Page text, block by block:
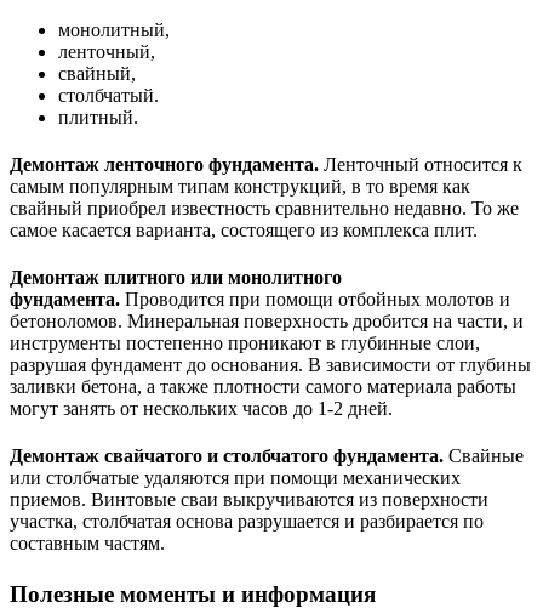
монолитный,
ленточный,
свайный,
столбчатый.
плитный.
Демонтаж ленточного фундамента. Ленточный относится к
самым популярным типам конструкций, в то время как
свайный приобрел известность сравнительно недавно. То же
самое касается варианта, состоящего из комплекса плит.
Демонтаж плитного или монолитного
фундамента. Проводится при помощи отбойных молотов и
бетоноломов. Минеральная поверхность дробится на части, и
инструменты постепенно проникают в глубинные слои,
разрушая фундамент до основания. В зависимости от глубины
заливки бетона, а также плотности самого материала работы
могут занять от нескольких часов до 1-2 дней.
Демонтаж свайчатого и столбчатого фундамента. Свайные
или столбчатые удаляются при помощи механических
приемов. Винтовые сваи выкручиваются из поверхности
участка, столбчатая основа разрушается и разбирается по
составным частям.
Полезные моменты и информация